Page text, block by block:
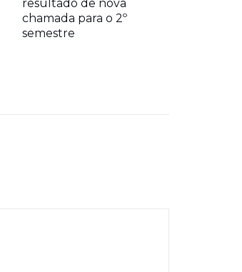
resultado de nova
chamada para o 2º
semestre